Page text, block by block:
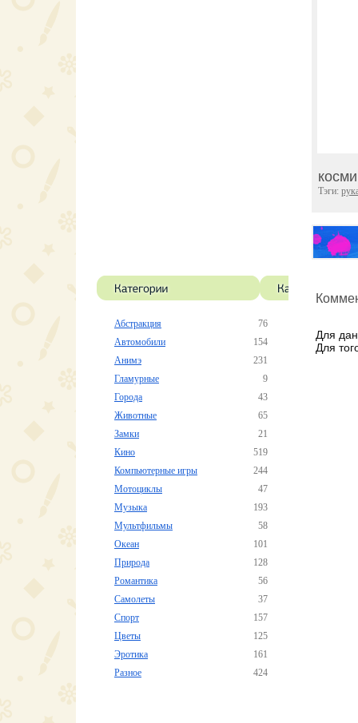
Абстракция
76
Автомобили
154
Анимэ
231
Гламурные
9
Города
43
Животные
65
Замки
21
Кино
519
Компьютерные игры
244
Мотоциклы
47
Музыка
193
Мультфильмы
58
Океан
101
Природа
128
Романтика
56
Самолеты
37
Спорт
157
Цветы
125
Эротика
161
Разное
424
Тэги:
Для
Для